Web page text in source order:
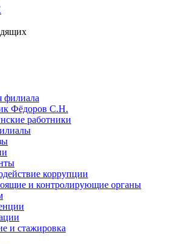
филиала
Фёдоров С.Н.
работники
коррупции
и контролирующие органы
и стажировка